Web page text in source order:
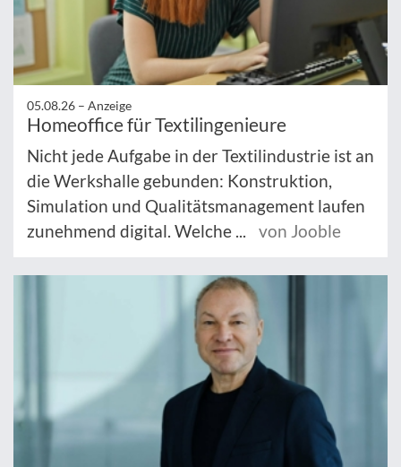
05.08.26 – Anzeige
Homeoffice für Textilingenieure
Nicht jede Aufgabe in der Textilindustrie ist an
die Werkshalle gebunden: Konstruktion,
Simulation und Qualitätsmanagement laufen
zunehmend digital. Welche ...
von Jooble